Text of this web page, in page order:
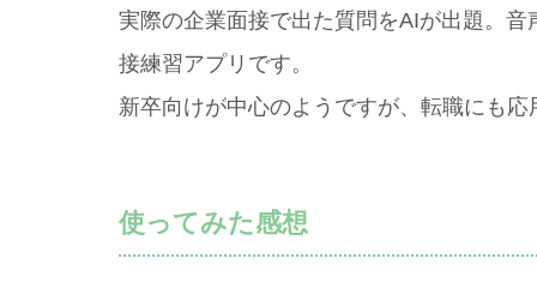
実際の企業面接で出た質問をAIが出題。
接練習アプリです。
新卒向けが中心のようですが、転職にも
使ってみた感想